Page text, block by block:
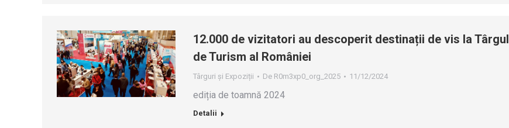
12.000 de vizitatori au descoperit destinații de vis la Târgul
de Turism al României
Târguri și Expoziții De R0m3xp0_org_2025 11/12/2024
ediția de toamnă 2024
Detalii